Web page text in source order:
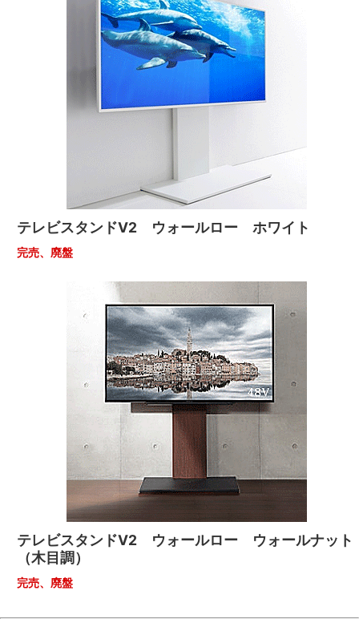
テレビスタンドV2 ウォールロー ホワイト
完売、廃盤
テレビスタンドV2 ウォールロー ウォールナット
（木目調）
完売、廃盤